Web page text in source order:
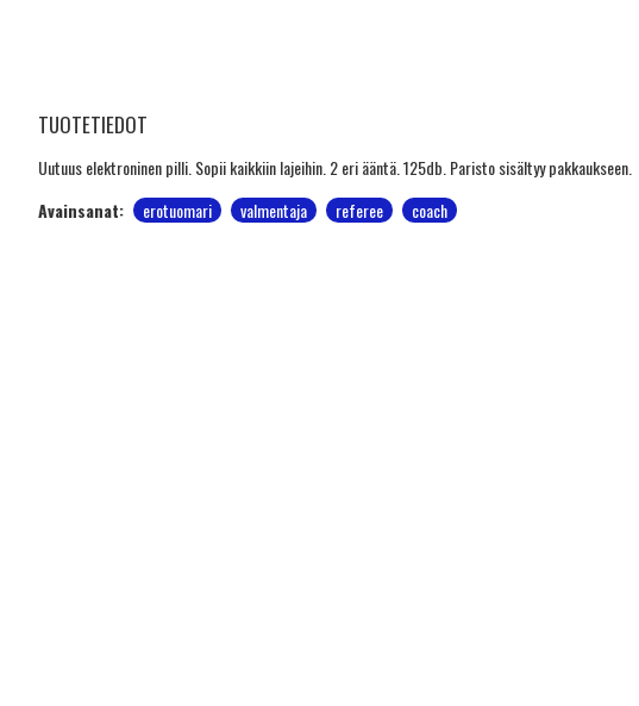
TUOTETIEDOT
Uutuus elektroninen pilli. Sopii kaikkiin lajeihin. 2 eri ääntä. 125db. Paristo sisältyy pakkaukseen.
Avainsanat:
erotuomari valmentaja referee coach